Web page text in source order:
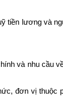
tiền lương và
và nhu cầu
đơn vị thuộc